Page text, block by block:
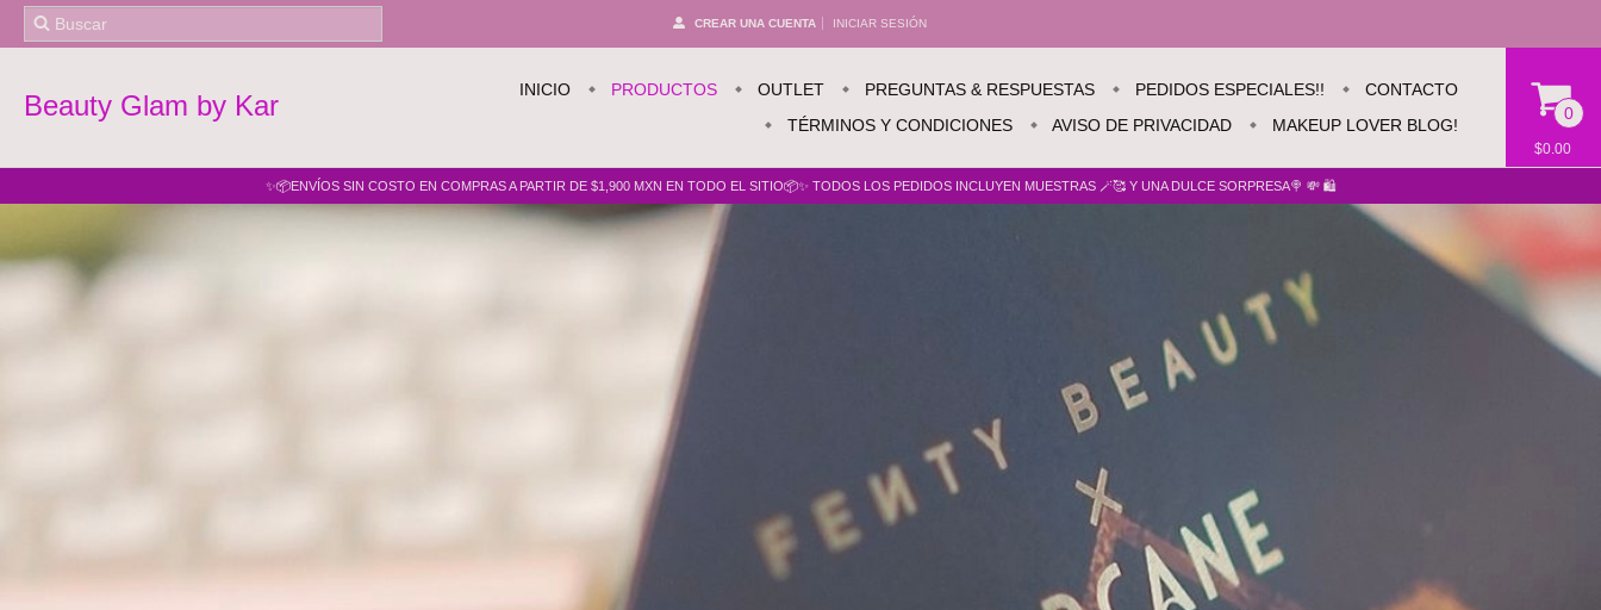
CREAR UNA CUENTA INICIAR SESIÓN
Beauty Glam by Kar INICIO PRODUCTOS OUTLET PREGUNTAS & RESPUESTAS PEDIDOS ESPECIALES!!
CONTACTO
TÉRMINOS Y CONDICIONES
AVISO DE PRIVACIDAD MAKEUP LOVER BLOG!
0
$0.00
✨📦ENVÍOS SIN COSTO EN COMPRAS A PARTIR DE $1,900 MXN EN TODO EL SITIO📦✨ TODOS LOS PEDIDOS INCLUYEN MUESTRAS 🪄🥰 Y UNA DULCE SORPRESA🍭 💸 🛍️